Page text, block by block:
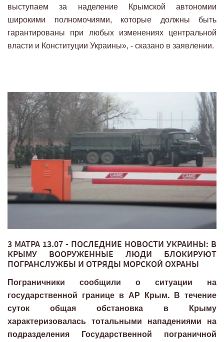
выступаем за наделение Крымской автономии
широкими полномочиями, которые должны быть
гарантированы при любых изменениях центральной
власти и Конституции Украины», - сказано в заявлении.
3 МАТРА 13.07 - ПОСЛЕДНИЕ НОВОСТИ УКРАИНЫ: В
КРЫМУ ВООРУЖЕННЫЕ ЛЮДИ БЛОКИРУЮТ
ПОГРАНСЛУЖБЫ И ОТРЯДЫ МОРСКОЙ ОХРАНЫ
Пограничники сообщили о ситуации на
государственной границе в АР Крым. В течение
суток общая обстановка в Крыму
характеризовалась тотальными нападениями на
подразделения Государственной пограничной